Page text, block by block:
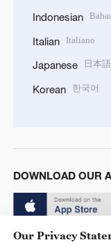
Indonesian
Italian Italiano
Japanese 日本語
Korean 한국어
DOWNLOAD OUR
Our Privacy